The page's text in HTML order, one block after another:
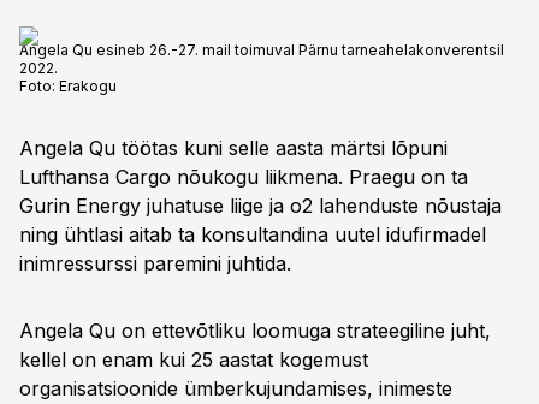
Angela Qu esineb 26.-27. mail toimuval Pärnu tarneahelakonverentsil
2022.
Foto: Erakogu
Angela Qu töötas kuni selle aasta märtsi lõpuni
Lufthansa Cargo nõukogu liikmena. Praegu on ta
Gurin Energy juhatuse liige ja o2 lahenduste nõustaja
ning ühtlasi aitab ta konsultandina uutel idufirmadel
inimressurssi paremini juhtida.
Angela Qu on ettevõtliku loomuga strateegiline juht,
kellel on enam kui 25 aastat kogemust
organisatsioonide ümberkujundamises, inimeste